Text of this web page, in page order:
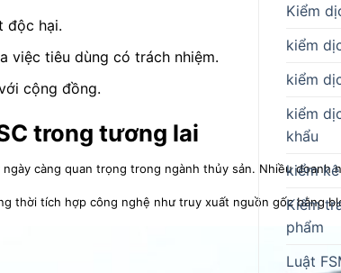
độc hại.
việc tiêu dùng có trách nhiệm.
cộng đồng.
trong tương lai
càng quan trọng trong ngành thủy sản. Nhiều
thời tích hợp công nghệ như truy xuất nguồn gốc bằng
Kiểm
kiểm
kiểm
kiểm
khẩu
kiểm
Kiểm
phẩm
Luật